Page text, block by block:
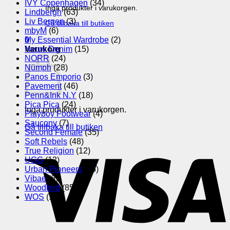
Inga produkter i varukorgen.
Gå tillbaka till butiken
0
Varukorg
Inga produkter i varukorgen.
Gå tillbaka till butiken
IVY Copenhagen (34)
Lindbergh (63)
Liv Bergen (3)
mbyM (6)
My Essential Wardrobe (2)
Neuw Denim (15)
NORR (24)
Nümph (28)
Panos Emporio (3)
Pavement (46)
Penn&Ink N.Y (18)
Pica Pica (24)
Playboy Footwear (4)
Saucony (7)
Second Female (35)
Soft Rebels (48)
True Religion (12)
UGG (12)
Urban Pioneers
(35)
Vibae (6)
Woodbird (85)
WOS (10)